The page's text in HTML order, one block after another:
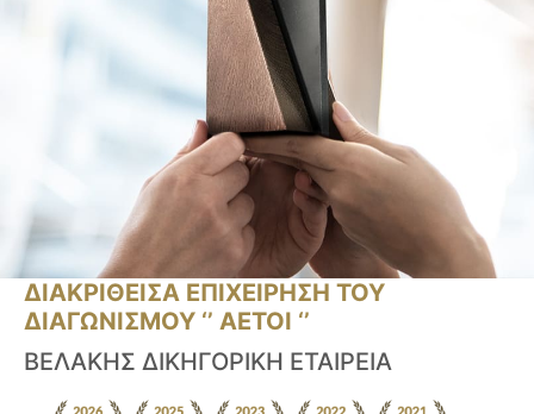
ΔΙΑΚΡΙΘΕΙΣΑ ΕΠΙΧΕΙΡΗΣΗ ΤΟΥ
ΔΙΑΓΩΝΙΣΜΟΥ ‘’ ΑΕΤΟΙ ‘’
ΒΕΛΑΚΗΣ ΔΙΚΗΓΟΡΙΚΗ ΕΤΑΙΡΕΙΑ